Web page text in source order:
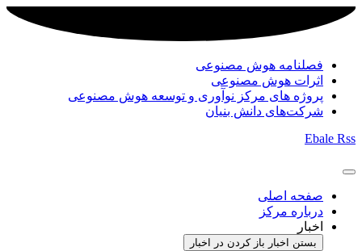
فصلنامه هوش مصنوعی
اثرات هوش مصنوعی
پروژه های مرکز نوآوری و توسعه هوش مصنوعی
شرکت‌های دانش بنیان
Ebale Rss
صفحه اصلی
درباره مرکز
اخبار
بستن اخبار باز کردن در اخبار